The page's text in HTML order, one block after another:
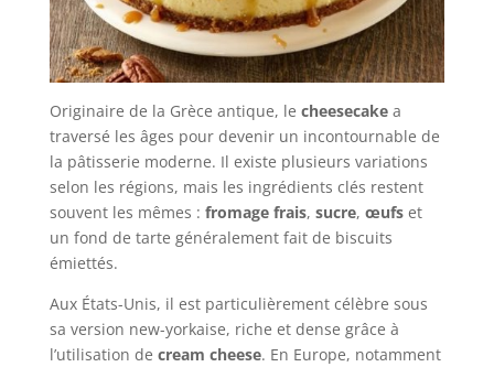
Originaire de la Grèce antique, le cheesecakea
traversé les âges pour devenir un incontournable de
la pâtisserie moderne. Il existe plusieurs variations
selon les régions, mais les ingrédients clés restent
souvent les mêmes : fromage frais, sucre, œufset
un fond de tarte généralement fait de biscuits
émiettés.
Aux États-Unis, il est particulièrement célèbre sous
sa version new-yorkaise, riche et dense grâce à
l’utilisation de cream cheese. En Europe, notamment